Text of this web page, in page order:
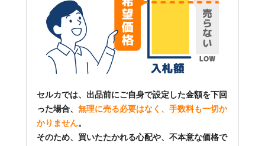
セルカでは、出品前にご自身で設定した金額を下回
った場合、 無理に売る必要はなく、手数料も一切か
かりません。
そのため、買いたたかれる心配や、不本意な価格で